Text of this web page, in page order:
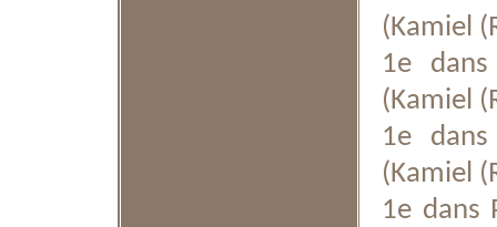
(Kamiel
1e
(Kamiel
1e
(Kamiel
1e dans